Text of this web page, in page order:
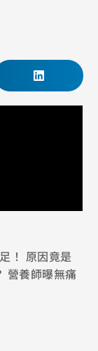
！ 原因竟是
營養師曝無痛